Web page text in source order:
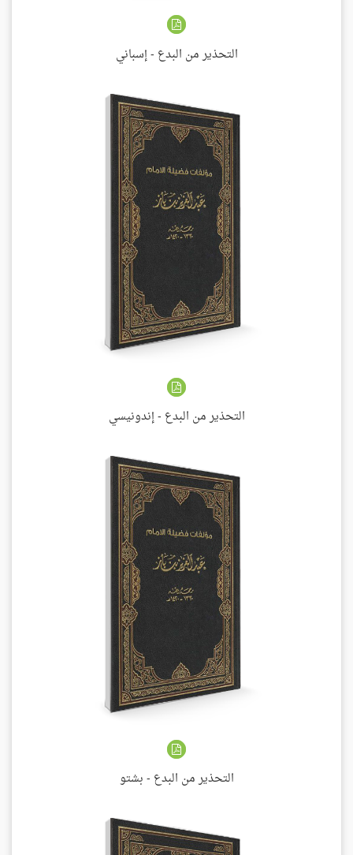
التحذير من البدع - إسباني
التحذير من البدع - إندونيسي
التحذير من البدع - بشتو